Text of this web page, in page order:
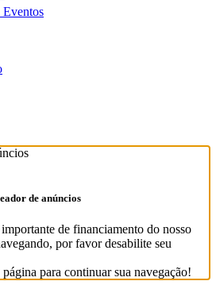
Eventos
de anúncios
de financiamento do nosso
por favor desabilite seu
para continuar sua navegação!